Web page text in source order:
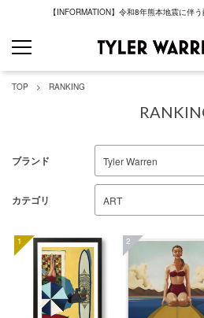
【INFORMATION】令和8年熊本地震に伴
TOP RANKING
ブランド
カテゴリ
1 2